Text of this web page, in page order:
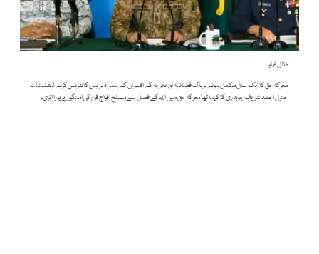
فائل فوٹو
معرکہ حق کا ایک سال مکمل ہونے پر پاک فضائیہ اور بحریہ کے افسران کے ہمراہ پریس کانفرنس کرتے لیفٹیننٹ
جنرل احمد شریف چوہدری کا کہنا تھا معرکہ حق میں اللہ کے فضل سے مسلح افواج قوم کی امنگوں پر پورا اتری۔